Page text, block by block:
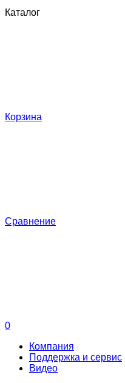
Каталог
Корзина
Сравнение
0
Компания
Поддержка и сервис
Видео